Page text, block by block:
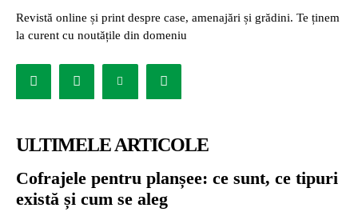
Revistă online și print despre case, amenajări și grădini. Te ținem
la curent cu noutățile din domeniu
ULTIMELE ARTICOLE
Cofrajele pentru planșee: ce sunt, ce tipuri
există și cum se aleg